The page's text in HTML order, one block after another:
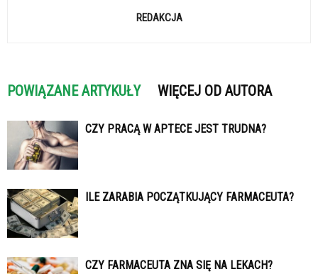
REDAKCJA
POWIĄZANE ARTYKUŁY WIĘCEJ OD AUTORA
CZY PRACĄ W APTECE JEST TRUDNA?
ILE ZARABIA POCZĄTKUJĄCY FARMACEUTA?
CZY FARMACEUTA ZNA SIĘ NA LEKACH?